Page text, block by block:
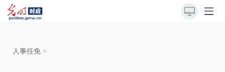
人事任免 >